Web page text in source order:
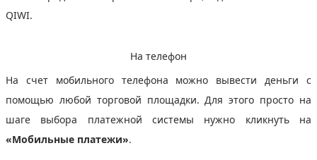
QIWI.
На телефон
На счет мобильного телефона можно вывести деньги с
помощью любой торговой площадки. Для этого просто на
шаге выбора платежной системы нужно кликнуть на
«Мобильные платежи».